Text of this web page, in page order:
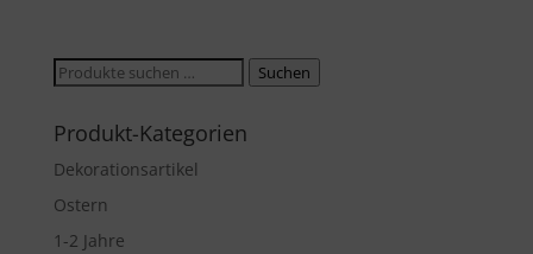
Suche
Suchen
Produkt-Kategorien
Dekorationsartikel
Ostern
1-2 Jahre